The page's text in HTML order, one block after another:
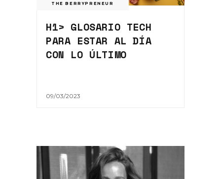
THE BERRYPRENEUR
H1> GLOSARIO TECH
PARA ESTAR AL DÍA
CON LO ÚLTIMO
09/03/2023